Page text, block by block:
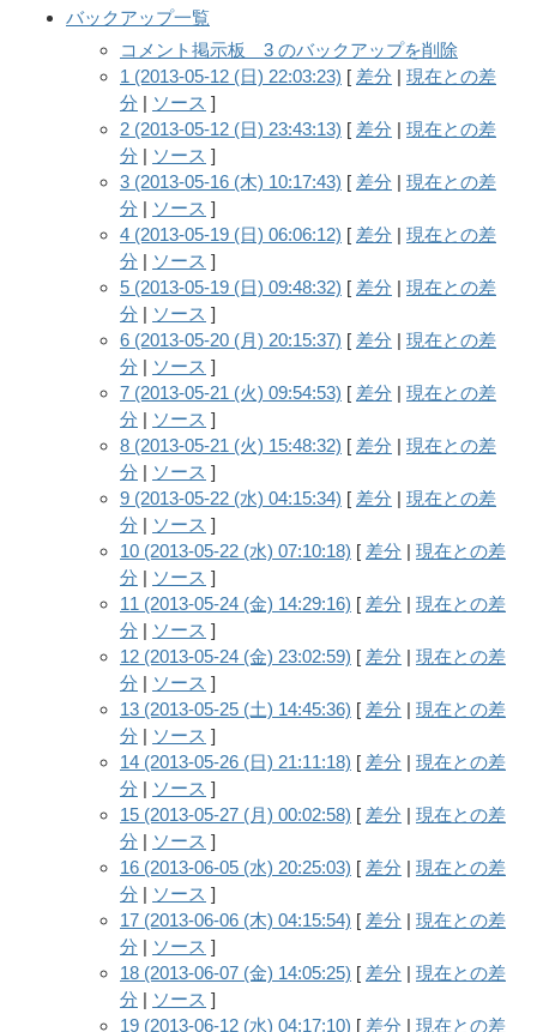
バックアップ一覧
コメント掲示板 3 のバックアップを削除
1 (2013-05-12 (日) 22:03:23) [ 差分 | 現在との差
分 | ソース ]
2 (2013-05-12 (日) 23:43:13) [ 差分 | 現在との差
分 | ソース ]
3 (2013-05-16 (木) 10:17:43) [ 差分 | 現在との差
分 | ソース ]
4 (2013-05-19 (日) 06:06:12) [ 差分 | 現在との差
分 | ソース ]
5 (2013-05-19 (日) 09:48:32) [ 差分 | 現在との差
分 | ソース ]
6 (2013-05-20 (月) 20:15:37) [ 差分 | 現在との差
分 | ソース ]
7 (2013-05-21 (火) 09:54:53) [ 差分 | 現在との差
分 | ソース ]
8 (2013-05-21 (火) 15:48:32) [ 差分 | 現在との差
分 | ソース ]
9 (2013-05-22 (水) 04:15:34) [ 差分 | 現在との差
分 | ソース ]
10 (2013-05-22 (水) 07:10:18) [ 差分 | 現在との差
分 | ソース ]
11 (2013-05-24 (金) 14:29:16) [ 差分 | 現在との差
分 | ソース ]
12 (2013-05-24 (金) 23:02:59) [ 差分 | 現在との差
分 | ソース ]
13 (2013-05-25 (土) 14:45:36) [ 差分 | 現在との差
分 | ソース ]
14 (2013-05-26 (日) 21:11:18) [ 差分 | 現在との差
分 | ソース ]
15 (2013-05-27 (月) 00:02:58) [ 差分 | 現在との差
分 | ソース ]
16 (2013-06-05 (水) 20:25:03) [ 差分 | 現在との差
分 | ソース ]
17 (2013-06-06 (木) 04:15:54) [ 差分 | 現在との差
分 | ソース ]
18 (2013-06-07 (金) 14:05:25) [ 差分 | 現在との差
分 | ソース ]
19 (2013-06-12 (水) 04:17:10) [ 差分 | 現在との差